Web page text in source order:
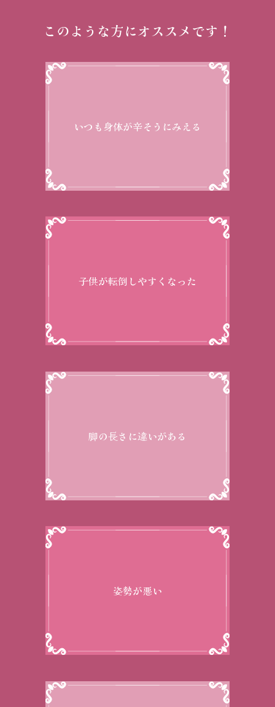
このような方にオススメです！
いつも身体が辛そうにみえる
子供が転倒しやすくなった
脚の長さに違いがある
姿勢が悪い